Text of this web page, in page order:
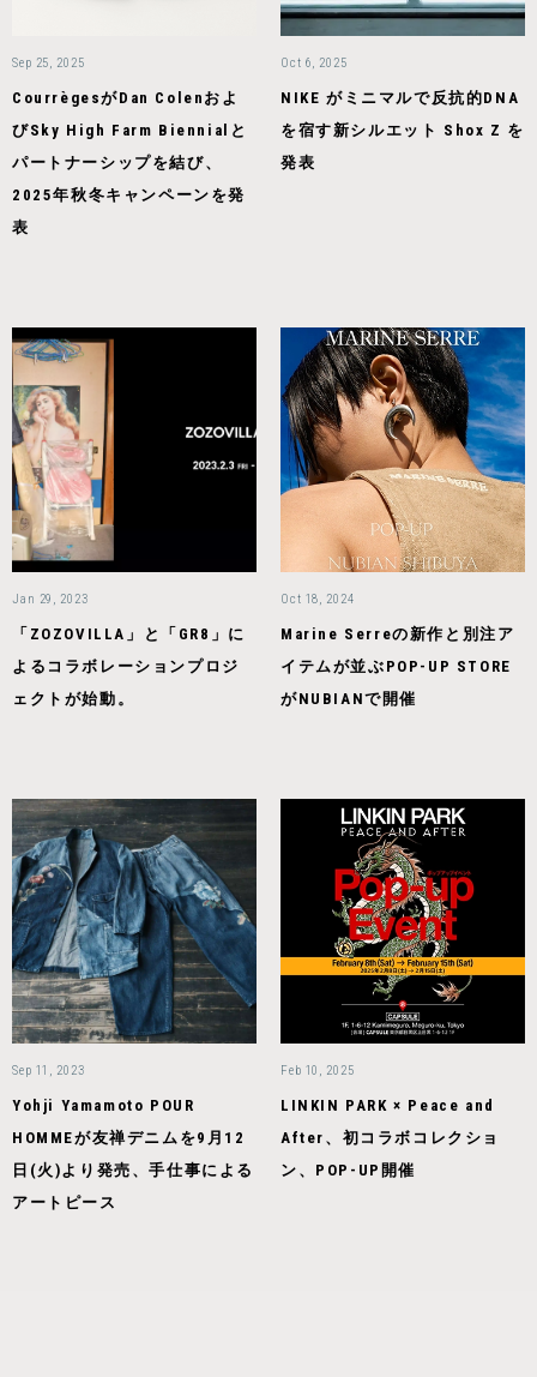
Sep 25, 2025
CourrègesがDan Colenおよ
びSky High Farm Biennialと
パートナーシップを結び、
2025年秋冬キャンペーンを発
表
Oct 6, 2025
NIKE がミニマルで反抗的DNA
を宿す新シルエット Shox Z を
発表
Jan 29, 2023
「ZOZOVILLA」と「GR8」に
よるコラボレーションプロジ
ェクトが始動。
Oct 18, 2024
Marine Serreの新作と別注ア
イテムが並ぶPOP-UP STORE
がNUBIANで開催
Sep 11, 2023
Yohji Yamamoto POUR
HOMMEが友禅デニムを9月12
日(火)より発売、手仕事による
アートピース
Feb 10, 2025
LINKIN PARK × Peace and
After、初コラボコレクショ
ン、POP-UP開催